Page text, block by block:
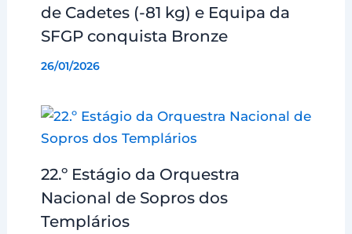
de Cadetes (-81 kg) e Equipa da
SFGP conquista Bronze
26/01/2026
22.º Estágio da Orquestra
Nacional de Sopros dos
Templários